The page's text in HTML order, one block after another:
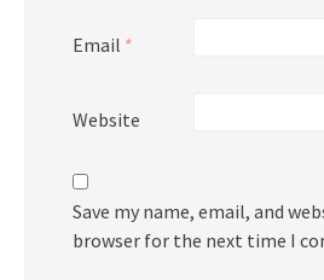
Email *
Website
Save my name, email, and
browser for the next time I